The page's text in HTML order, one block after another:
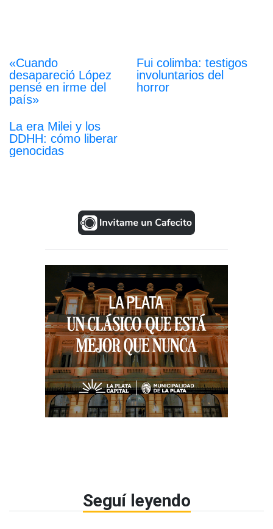
«Cuando
desapareció López
pensé en irme del
país»
Fui colimba: testigos
involuntarios del
horror
La era Milei y los
DDHH: cómo liberar
genocidas
Seguí leyendo